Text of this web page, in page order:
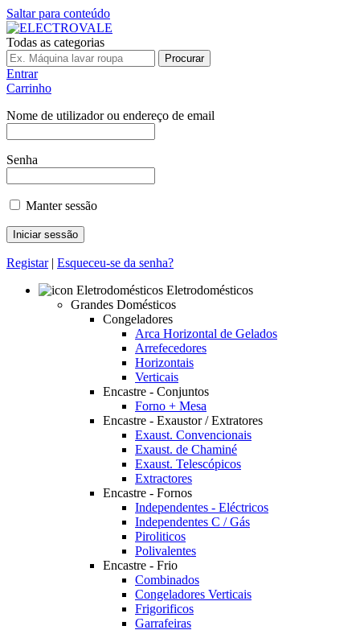
Saltar para conteúdo
Todas as categorias
Procurar
Entrar
Carrinho
Nome de utilizador ou endereço de email
Senha
Manter sessão
Registar| Esqueceu-se da senha?
Eletrodomésticos
Grandes Domésticos
Congeladores
Arca Horizontal de Gelados
Arrefecedores
Horizontais
Verticais
Encastre - Conjuntos
Forno + Mesa
Encastre - Exaustor / Extratores
Exaust. Convencionais
Exaust. de Chaminé
Exaust. Telescópicos
Extractores
Encastre - Fornos
Independentes - Eléctricos
Independentes C / Gás
Piroliticos
Polivalentes
Encastre - Frio
Combinados
Congeladores Verticais
Frigorificos
Garrafeiras